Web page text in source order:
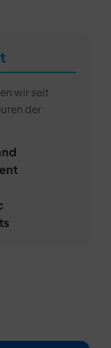
wir seit
der